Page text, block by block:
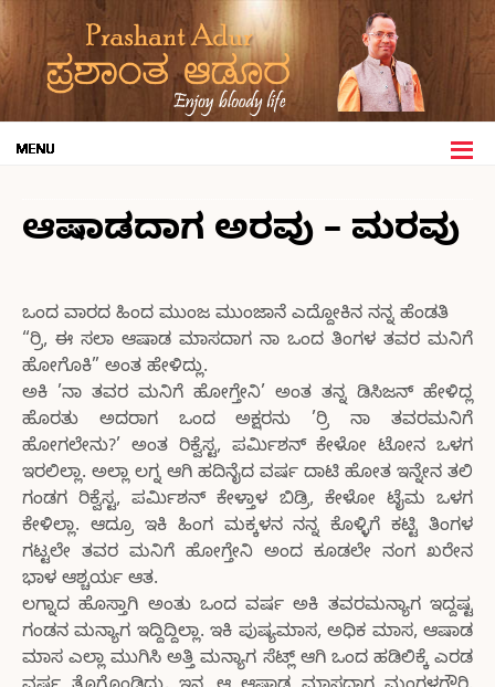
ಆಷಾಡದಾಗ ಅರವು – ಮರವು
ಒಂದ ವಾರದ ಹಿಂದ ಮುಂಜ ಮುಂಜಾನೆ ಎದ್ದೋಕಿನ ನನ್ನ ಹೆಂಡತಿ
“ರ್ರಿ, ಈ ಸಲಾ ಆಷಾಡ ಮಾಸದಾಗ ನಾ ಒಂದ ತಿಂಗಳ ತವರ ಮನಿಗೆ
ಹೋಗೊಕಿ” ಅಂತ ಹೇಳಿದ್ಲು.
ಅಕಿ ’ನಾ ತವರ ಮನಿಗೆ ಹೋಗ್ತೇನಿ’ ಅಂತ ತನ್ನ ಡಿಸಿಜನ್ ಹೇಳಿದ್ಲ
ಹೊರತು ಅದರಾಗ ಒಂದ ಅಕ್ಷರನು ’ರ್ರಿ ನಾ ತವರಮನಿಗೆ
ಹೋಗಲೇನು?’ ಅಂತ ರಿಕ್ವೆಸ್ಟ, ಪರ್ಮಿಶನ್ ಕೇಳೋ ಟೋನ ಒಳಗ
ಇರಲಿಲ್ಲಾ. ಅಲ್ಲಾ ಲಗ್ನ ಆಗಿ ಹದಿನೈದ ವರ್ಷ ದಾಟಿ ಹೋತ ಇನ್ನೇನ ತಲಿ
ಗಂಡಗ ರಿಕ್ವೆಸ್ಟ, ಪರ್ಮಿಶನ್ ಕೇಳ್ತಾಳ ಬಿಡ್ರಿ, ಕೇಳೋ ಟೈಮ ಒಳಗ
ಕೇಳಿಲ್ಲಾ. ಆದ್ರೂ ಇಕಿ ಹಿಂಗ ಮಕ್ಕಳನ ನನ್ನ ಕೊಳ್ಳಿಗೆ ಕಟ್ಟಿ ತಿಂಗಳ
ಗಟ್ಟಲೇ ತವರ ಮನಿಗೆ ಹೋಗ್ತೇನಿ ಅಂದ ಕೂಡಲೇ ನಂಗ ಖರೇನ
ಭಾಳ ಆಶ್ಚರ್ಯ ಆತ.
ಲಗ್ನಾದ ಹೊಸ್ತಾಗಿ ಅಂತು ಒಂದ ವರ್ಷ ಅಕಿ ತವರಮನ್ಯಾಗ ಇದ್ದಷ್ಟ
ಗಂಡನ ಮನ್ಯಾಗ ಇದ್ದಿದ್ದಿಲ್ಲಾ. ಇಕಿ ಪುಷ್ಯಮಾಸ, ಅಧಿಕ ಮಾಸ, ಆಷಾಡ
ಮಾಸ ಎಲ್ಲಾ ಮುಗಿಸಿ ಅತ್ತಿ ಮನ್ಯಾಗ ಸೆಟ್ಲ್ ಆಗಿ ಒಂದ ಹಡಿಲಿಕ್ಕೆ ಎರಡ